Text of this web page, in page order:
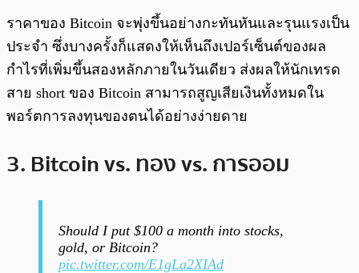
ราคาของ Bitcoin จะพุ่งขึ้นอย่างกะทันหันและรุนแรงเป็น
ประจำ ซึ่งบางครั้งก็แสดงให้เห็นถึงเปอร์เซ็นต์ของผล
กำไรที่เพิ่มขึ้นสองหลักภายในวันเดียว ส่งผลให้นักเทรด
สาย short ของ Bitcoin สามารถสูญเสียเงินทั้งหมดใน
พอร์ตการลงทุนของตนได้อย่างง่ายดาย
3. Bitcoin vs. ทอง vs. การออม
Should I put $100 a month into stocks,
gold, or Bitcoin?
pic.twitter.com/E1gLa2XIAd